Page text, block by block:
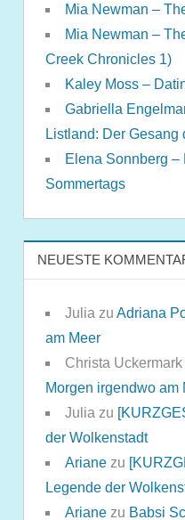
Mia Newman –
Mia Newman –
Creek Chronicles 1)
Kaley Moss –
Gabriella
Listland: Der
Elena Sonnberg –
Sommertags
NEUESTE
Juliazu Adriana
am Meer
Christa Uckermark
Morgen irgendwo am
Juliazu
der Wolkenstadt
Arianezu
Legende der
Arianezu Babsi